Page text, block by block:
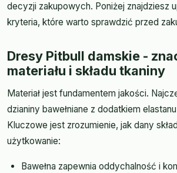
decyzji zakupowych. Poniżej znajdziesz
kryteria, które warto sprawdzić przed
Dresy Pitbull damskie -
materiału i składu tkaniny
Materiał jest fundamentem jakości.
dzianiny bawełniane z dodatkiem
Kluczowe jest zrozumienie, jak dany
użytkowanie:
Bawełna zapewnia oddychalność i